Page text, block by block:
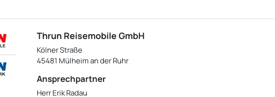
Thrun Reisemobile GmbH
Kölner Straße
45481 Mülheim an der Ruhr
Ansprechpartner
Herr Erik Radau